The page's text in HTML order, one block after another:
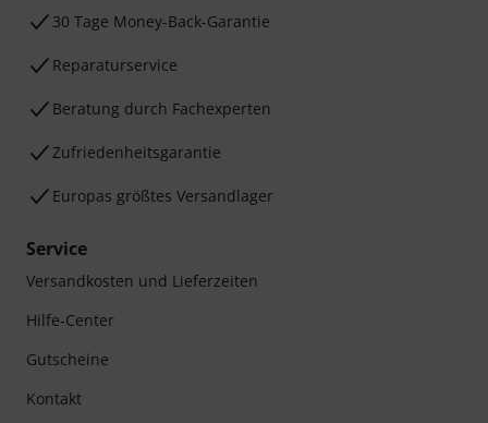
30 Tage Money-Back-Garantie
Reparaturservice
Beratung durch Fachexperten
Zufriedenheitsgarantie
Europas größtes Versandlager
Service
Versandkosten und Lieferzeiten
Hilfe-Center
Gutscheine
Kontakt